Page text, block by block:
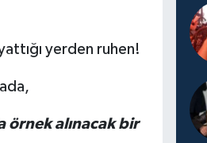
yerden ruhen!
örnek alınacak bir